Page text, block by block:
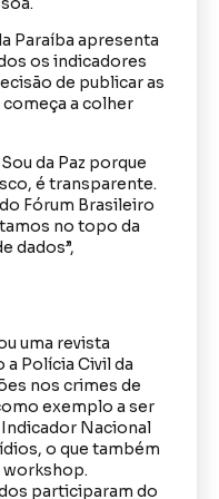
Paraíba apresenta
os indicadores
de publicar as
a colher
da Paz porque
é transparente.
Fórum Brasileiro
no topo da
dados”,
uma revista
Polícia Civil da
nos crimes de
exemplo a ser
Nacional
o que também
workshop.
participaram do